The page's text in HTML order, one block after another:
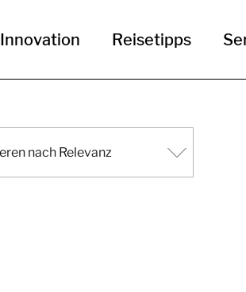
Innovation Reisetipps